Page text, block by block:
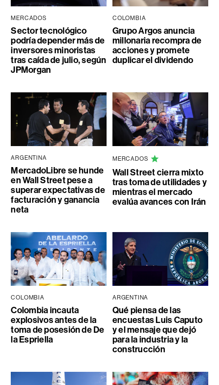
MERCADOS
Sector tecnológico
podría depender más de
inversores minoristas
tras caída de julio, según
JPMorgan
COLOMBIA
Grupo Argos anuncia
millonaria recompra de
acciones y promete
duplicar el dividendo
ARGENTINA
MercadoLibre se hunde
en Wall Street pese a
superar expectativas de
facturación y ganancia
neta
MERCADOS
Wall Street cierra mixto
tras toma de utilidades y
mientras el mercado
evalúa avances con Irán
COLOMBIA
Colombia incauta
explosivos antes de la
toma de posesión de De
la Espriella
ARGENTINA
Qué piensa de las
encuestas Luis Caputo
y el mensaje que dejó
para la industria y la
construcción